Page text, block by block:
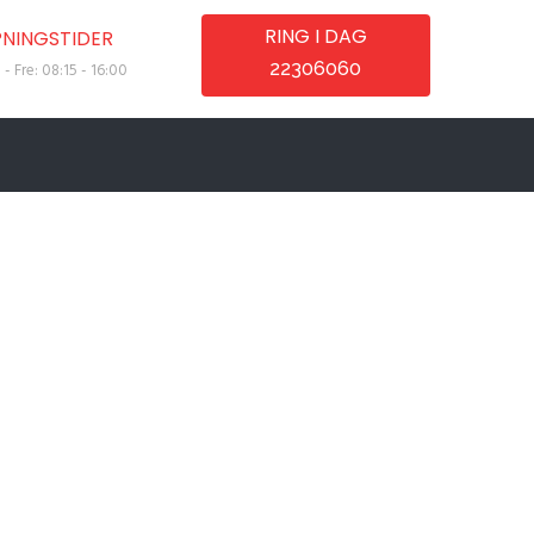
Fre: 08:15 - 16:00
RING I DAG
22306060